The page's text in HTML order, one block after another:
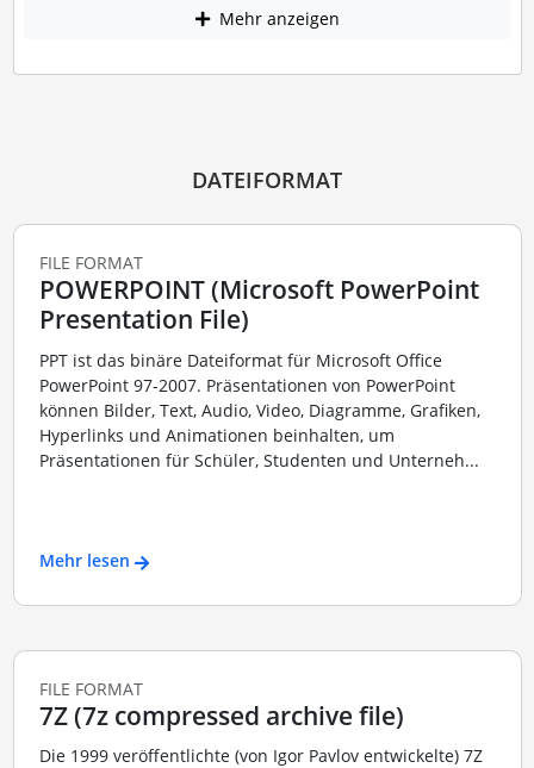
Mehr anzeigen
DATEIFORMAT
FILE FORMAT
POWERPOINT (Microsoft PowerPoint
Presentation File)
PPT ist das binäre Dateiformat für Microsoft Office
PowerPoint 97-2007. Präsentationen von PowerPoint
können Bilder, Text, Audio, Video, Diagramme, Grafiken,
Hyperlinks und Animationen beinhalten, um
Präsentationen für Schüler, Studenten und Unterneh...
Mehr lesen
FILE FORMAT
7Z (7z compressed archive file)
Die 1999 veröffentlichte (von Igor Pavlov entwickelte) 7Z